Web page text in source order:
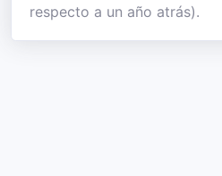
respecto a un año atrás).